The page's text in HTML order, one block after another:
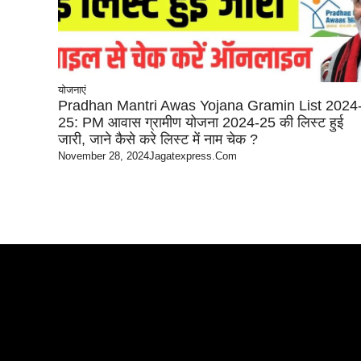
योजनाएं
Pradhan Mantri Awas Yojana Gramin List
25: PM आवास ग्रामीण योजना 2024-25 की लिस्ट हुई
जारी, जाने कैसे करे लिस्ट में नाम चेक ?
November 28, 2024Jagatexpress.com